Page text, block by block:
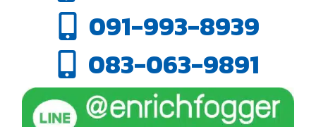
091-993-8939
083-063-9891